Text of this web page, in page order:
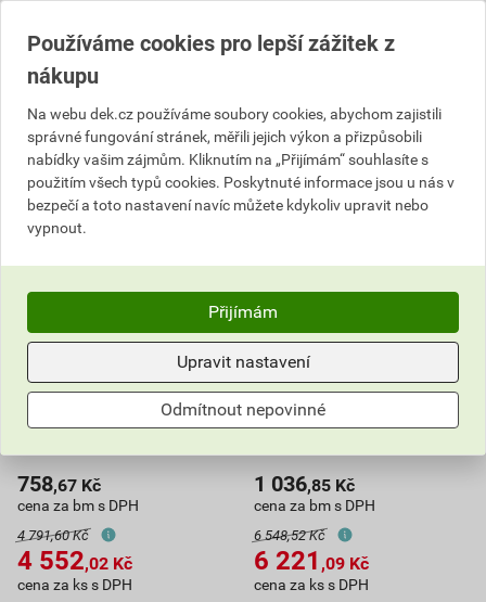
Poptat
celkem s DPH
3 186,41
Kč celkem s DPH
Trubka drenážní StormPipe
758,67 Kč
cena za bm s DPH
4 791,60 Kč
4 552,02 Kč
cena za ks s DPH
Trubka drenážní StormPipe
1 036,85 Kč
cena za bm s DPH
6 548,52 Kč
6 221 ,09 Kč
cena za ks s DPH
Používáme cookies pro lepší zážitek z
nákupu
Na webu dek.cz používáme soubory cookies, abychom zajistili
správné fungování stránek, měřili jejich výkon a přizpůsobili
nabídky vašim zájmům. Kliknutím na „Přijímám“ souhlasíte s
použitím všech typů cookies. Poskytnuté informace jsou u nás v
bezpečí a toto nastavení navíc můžete kdykoliv upravit nebo
vypnout.
Přijímám
Upravit nastavení
Odmítnout nepovinné